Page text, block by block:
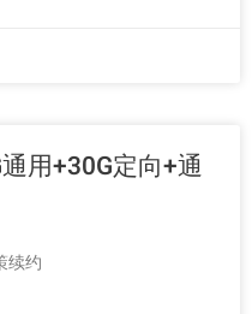
用+30G定向+通
续约